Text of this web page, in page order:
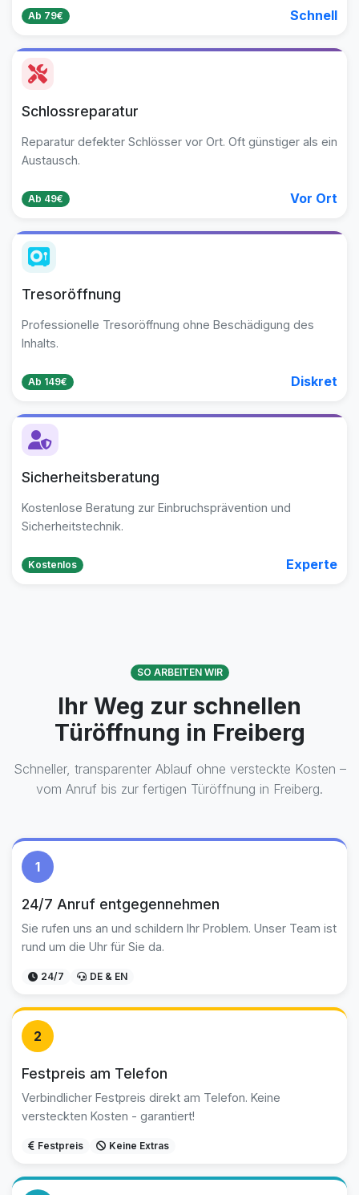
Ab 79€ Schnell
Schlossreparatur
Reparatur defekter Schlösser vor Ort. Oft günstiger als ein
Austausch.
Ab 49€ Vor Ort
Tresoröffnung
Professionelle Tresoröffnung ohne Beschädigung des
Inhalts.
Ab 149€ Diskret
Sicherheitsberatung
Kostenlose Beratung zur Einbruchsprävention und
Sicherheitstechnik.
Kostenlos Experte
SO ARBEITEN WIR
Ihr Weg zur schnellen
Türöffnung in Freiberg
Schneller, transparenter Ablauf ohne versteckte Kosten –
vom Anruf bis zur fertigen Türöffnung in Freiberg.
1
24/7 Anruf entgegennehmen
Sie rufen uns an und schildern Ihr Problem. Unser Team ist
rund um die Uhr für Sie da.
24/7 DE & EN
2
Festpreis am Telefon
Verbindlicher Festpreis direkt am Telefon. Keine
versteckten Kosten - garantiert!
Festpreis Keine Extras